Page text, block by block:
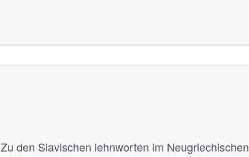
Zu den Siavischen lehnworten im Neugriechischen